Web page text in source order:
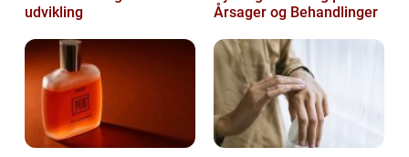
udvikling
Årsager og Behandlinger